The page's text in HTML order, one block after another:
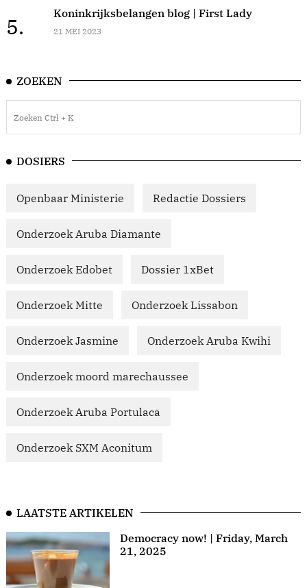
5.
Koninkrijksbelangen blog | First Lady
21 MEI 2023
ZOEKEN
DOSIERS
Openbaar Ministerie Redactie Dossiers
Onderzoek Aruba Diamante
Onderzoek Edobet Dossier 1xBet
Onderzoek Mitte Onderzoek Lissabon
Onderzoek Jasmine Onderzoek Aruba Kwihi
Onderzoek moord marechaussee
Onderzoek Aruba Portulaca
Onderzoek SXM Aconitum
LAATSTE ARTIKELEN
Democracy now! | Friday, March
21, 2025